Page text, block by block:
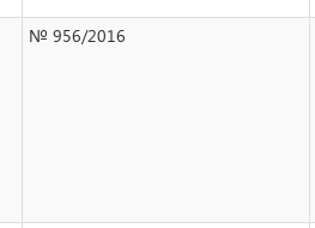
№ 956/2016